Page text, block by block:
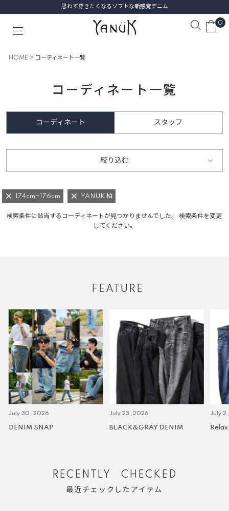
思わず穿きたくなるソフトな新感覚デニム
0
HOME コーディネート一覧
コーディネート一覧
コーディネート スタッフ
絞り込む
174cm~176cm YANUK 柏
検索条件に該当するコーディネートが見つかりませんでした。 検索条件を変更
してください。
FEATURE
July 30 ,2026
DENIM SNAP
July 23 ,2026
BLACK&GRAY DENIM
July 2
Relax
RECENTLY CHECKED
最近チェックしたアイテム